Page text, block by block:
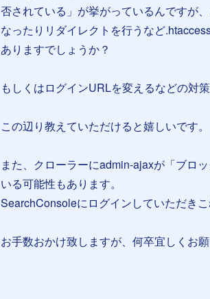
否されている」が挙がっているんですが
なったりリダイレクトを行うなど
ありますでしょうか？
もしくはログインURLを変えるなどの対
この辺り教えていただけると嬉しいです。
また、クローラーにadmin-ajaxが「ブロ
いる可能性もあります。
SearchConsoleにログインしていただき
お手数おかけ致しますが、何卒宜しくお願